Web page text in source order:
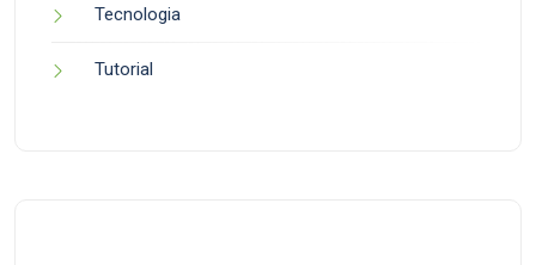
Tecnologia
Tutorial